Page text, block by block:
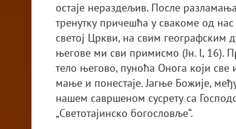
остаје нераздељив. После
тренутку причешћа у свакоме од
светој Цркви, на свим
његове ми сви примисмо (Јн. l, 16).
тело његово, пуноћа Онога који све
мање и понестаје. Јагње Божије,
нашем савршеном сусрету са
„Светотајинско богословље“.